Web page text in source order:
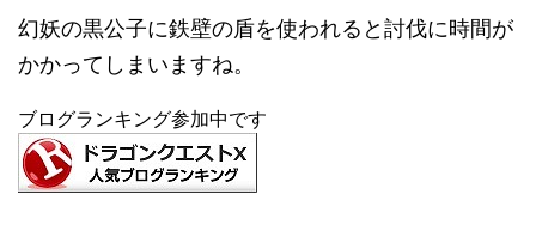
幻妖の黒公子に鉄壁の盾を使われると討伐に時間が
かかってしまいますね。
ブログランキング参加中です